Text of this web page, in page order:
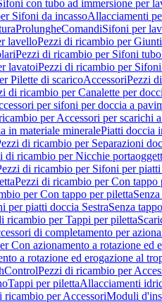
con tubo ad immersione per
Sifoni da incassoAllacciamenti
ProlungheComandiSifoni per
lavelloPezzi di ricambio per
Pezzi di ricambio per Sifoni
lavatoiPezzi di ricambio per
Pilette di scaricoAccessoriPezzi
di ricambio per Canalette per
per sifoni per doccia a
per Accessori per scarichi
in materiale mineralePiatti doccia
di ricambio per Separazioni
di ricambio per Nicchie
di ricambio per Sifoni per
Pezzi di ricambio per Con tappo
per Con tappo per piletta
per piatti doccia SestraSenza
ricambio per Tappi per piletta
di completamento per
Con azionamento a rotazione ed
a rotazione ed erogazione al
Pezzi di ricambio per
Tappi per pilettaAllacciamenti
ricambio per AccessoriModuli